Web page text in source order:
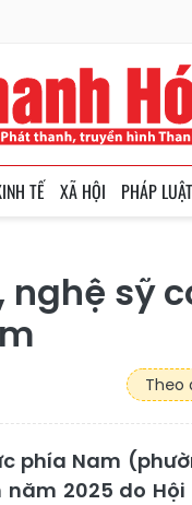
TẾ XÃ HỘI PHÁP LUẬT
nghệ sỹ
Theo
phía Nam
2025 do